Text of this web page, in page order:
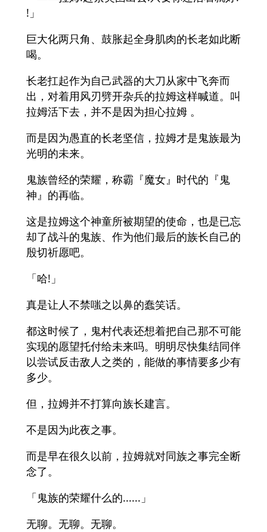
!」
巨大化两只角、鼓胀起全身肌肉的长老如此断
喝。
长老扛起作为自己武器的大刀从家中飞奔而
出，对着用风刃劈开杂兵的拉姆这样喊道。叫
拉姆活下去，并不是因为担心拉姆 。
而是因为愚直的长老坚信，拉姆才是鬼族最为
光明的未来。
鬼族曾经的荣耀，称霸『魔女』时代的『鬼
神』的再临。
这是拉姆这个神童所被期望的使命，也是已忘
却了战斗的鬼族、作为他们最后的族长自己的
殷切祈愿吧。
「哈!」
真是让人不禁嗤之以鼻的蠢笑话。
都这时候了，鬼村代表还想着把自己那不可能
实现的愿望托付给未来吗。明明尽快集结同伴
以尝试反击敌人之类的，能做的事情要多少有
多少。
但，拉姆并不打算向族长建言。
不是因为此夜之事。
而是早在很久以前，拉姆就对同族之事完全断
念了。
「鬼族的荣耀什么的......」
无聊。无聊。无聊。